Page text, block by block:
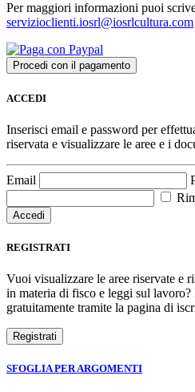
Per maggiori informazioni puoi
servizioclienti.iosrl@iosrlcultura.com
ACCEDI
Inserisci email e password per
riservata e visualizzare le aree e i
Email
REGISTRATI
Vuoi visualizzare le aree riservate e
in materia di fisco e leggi sul lavoro?
gratuitamente tramite la pagina di
SFOGLIA PER ARGOMENTI